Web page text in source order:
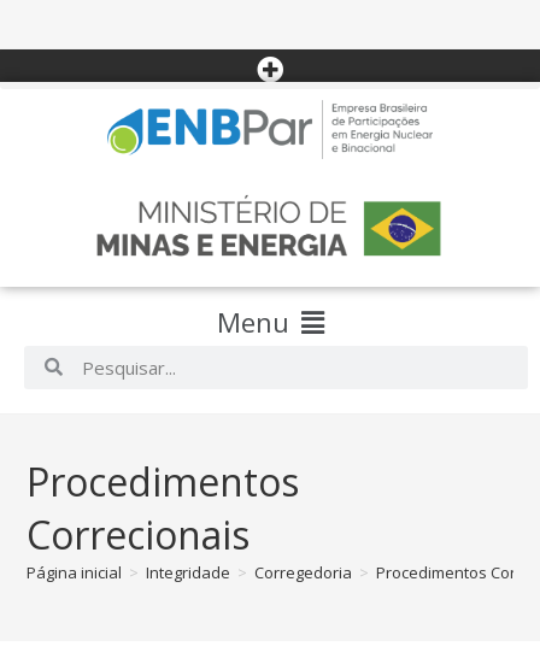
Menu
Procedimentos
Correcionais
Página inicial > Integridade > Corregedoria > Procedimentos